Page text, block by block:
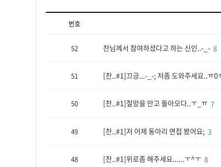
번호
52 찬님께서 참여하셨다고 하는 신인..-_- 8
51 [찬..#1]끄긍...-_-; 저좀 도와주세요..ㅠ0
50 [찬..#1]절망을 안고 돌아오다..ㅜ_ㅠ 7
49 [찬..#1]저 어제 동아리 면접 봤어요; 3
48 [찬..#1]위로좀 해주세요......ㅜ^ㅜ 8